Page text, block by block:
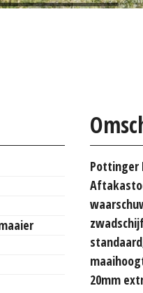
Pottinger
20mm